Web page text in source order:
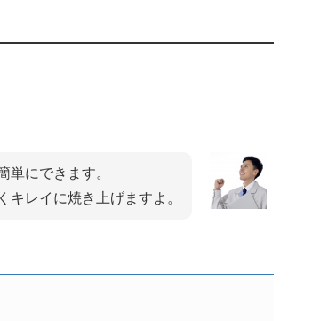
単にできます。
キレイに焼き上げますよ。